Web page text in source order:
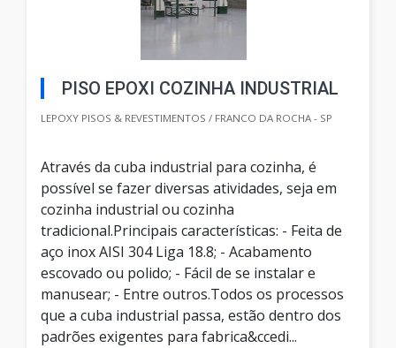
PISO EPOXI COZINHA INDUSTRIAL
LEPOXY PISOS & REVESTIMENTOS / FRANCO DA ROCHA - SP
Através da cuba industrial para cozinha, é
possível se fazer diversas atividades, seja em
cozinha industrial ou cozinha
tradicional.Principais características: - Feita de
aço inox AISI 304 Liga 18.8; - Acabamento
escovado ou polido; - Fácil de se instalar e
manusear; - Entre outros.Todos os processos
que a cuba industrial passa, estão dentro dos
padrões exigentes para fabrica&ccedi...